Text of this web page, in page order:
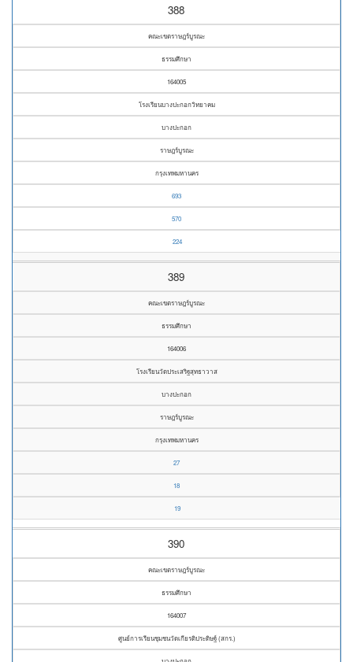
388
คณะเขตราษฎร์บูรณะ
ธรรมศึกษา
164005
โรงเรียนบางปะกอกวิทยาคม
บางปะกอก
ราษฎร์บูรณะ
กรุงเทพมหานคร
693
570
224
389
คณะเขตราษฎร์บูรณะ
ธรรมศึกษา
164006
โรงเรียนวัดประเสริฐสุทธาวาส
บางปะกอก
ราษฎร์บูรณะ
กรุงเทพมหานคร
27
18
19
390
คณะเขตราษฎร์บูรณะ
ธรรมศึกษา
164007
ศูนย์การเรียนชุมชนวัดเกียรติประดิษฐ์ (สกร.)